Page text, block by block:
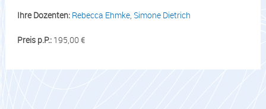
Ihre Dozenten: Rebecca Ehmke, Simone Dietrich
Preis p.P.:195,00 €